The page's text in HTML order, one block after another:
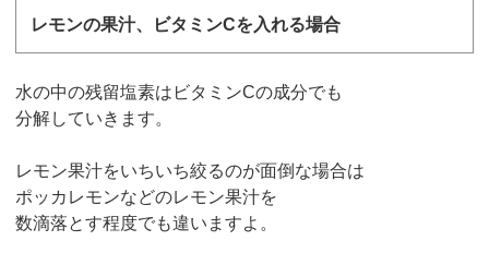
レモンの果汁、ビタミンCを入れる場合
水の中の残留塩素はビタミンCの成分でも
分解していきます。
レモン果汁をいちいち絞るのが面倒な場合は
ポッカレモンなどのレモン果汁を
数滴落とす程度でも違いますよ。